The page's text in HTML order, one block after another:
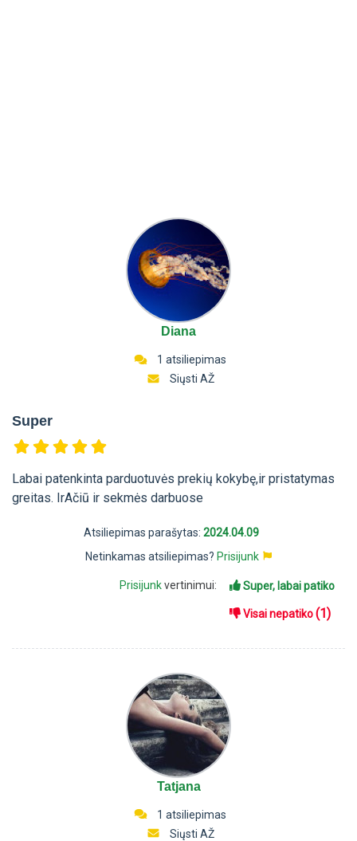
Diana
1 atsiliepimas
Siųsti AŽ
Super
Labai patenkinta parduotuvės prekių kokybę,ir pristatymas
greitas. IrAčiū ir sekmės darbuose
Atsiliepimas parašytas: 2024.04.09
Netinkamas atsiliepimas? Prisijunk
Prisijunkvertinimui: Super, labai patiko
Visai nepatiko(1)
Tatjana
1 atsiliepimas
Siųsti AŽ